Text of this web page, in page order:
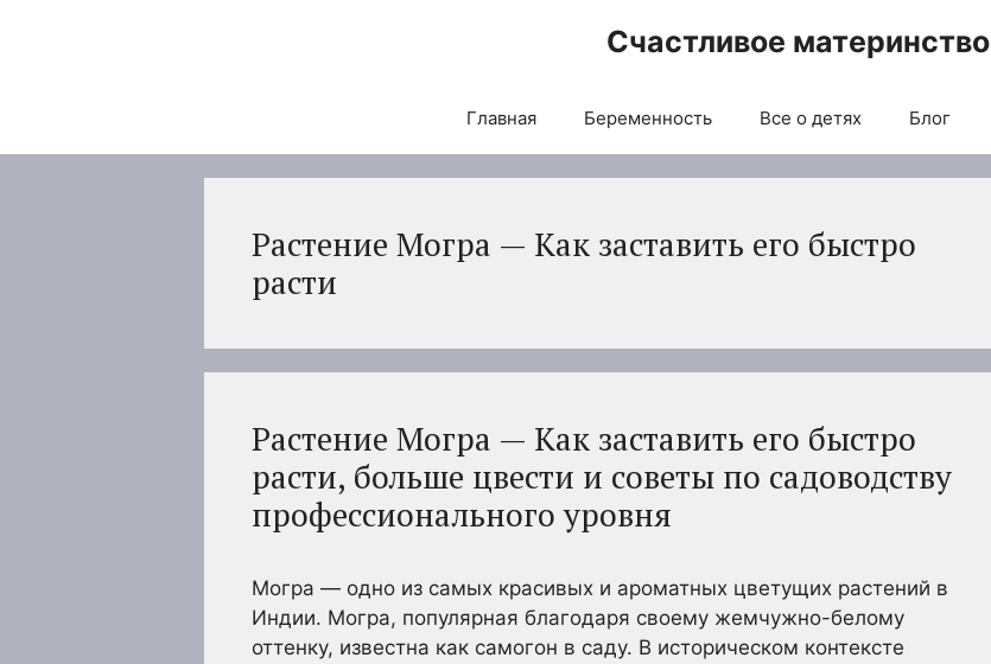
Счастливое материнство
Главная Беременность Все о детях Блог
Растение Могра — Как заставить его быстро
расти
Растение Могра — Как заставить его быстро
расти, больше цвести и советы по садоводству
профессионального уровня
Могра — одно из самых красивых и ароматных цветущих растений в
Индии. Могра, популярная благодаря своему жемчужно-белому
оттенку, известна как самогон в саду. В историческом контексте